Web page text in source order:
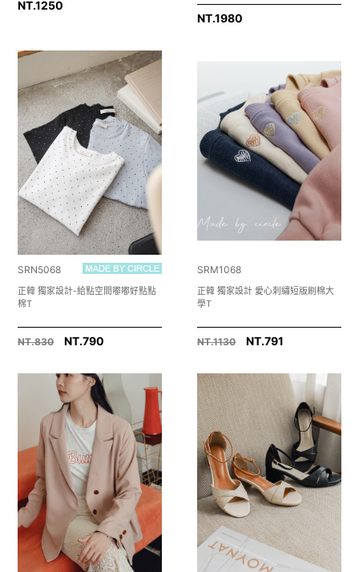
NT.1250
NT.1980
SRN5068
正韓 獨家設計-給點空間嘟嘟好點點
棉T
NT.830 NT.790
SRM1068
正韓 獨家設計 愛心刺繡短版刷棉大
學T
NT.1130 NT.791